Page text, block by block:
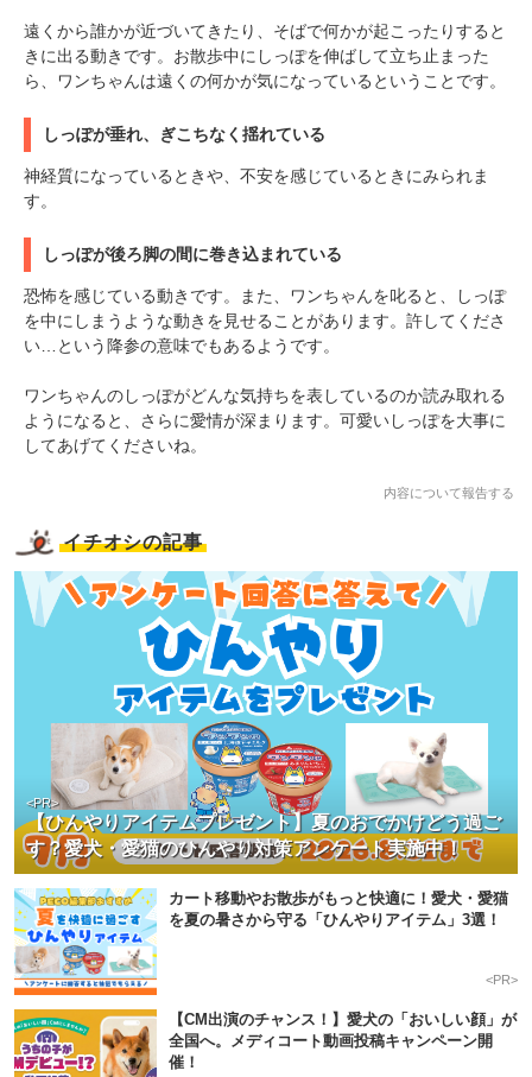
遠くから誰かが近づいてきたり、そばで何かが起こったりすると
きに出る動きです。お散歩中にしっぽを伸ばして立ち止まった
ら、ワンちゃんは遠くの何かが気になっているということです。
しっぽが垂れ、ぎこちなく揺れている
神経質になっているときや、不安を感じているときにみられま
す。
しっぽが後ろ脚の間に巻き込まれている
恐怖を感じている動きです。また、ワンちゃんを叱ると、しっぽ
を中にしまうような動きを見せることがあります。許してくださ
い…という降参の意味でもあるようです。
ワンちゃんのしっぽがどんな気持ちを表しているのか読み取れる
ようになると、さらに愛情が深まります。可愛いしっぽを大事に
してあげてくださいね。
内容について報告する
イチオシの記事
【ひんやりアイテムプレゼント】夏のおでかけどう過ご
す？愛犬・愛猫のひんやり対策アンケート実施中！
<PR>
カート移動やお散歩がもっと快適に！愛犬・愛猫
を夏の暑さから守る「ひんやりアイテム」3選！
<PR>
【CM出演のチャンス！】愛犬の「おいしい顔」が
全国へ。メディコート動画投稿キャンペーン開
催！
pecodogs
いぬ部をフォロー
pecocats
ねこ部をフォロー
PECOアプリをダウンロード済みの方
アプリをダウンロードする